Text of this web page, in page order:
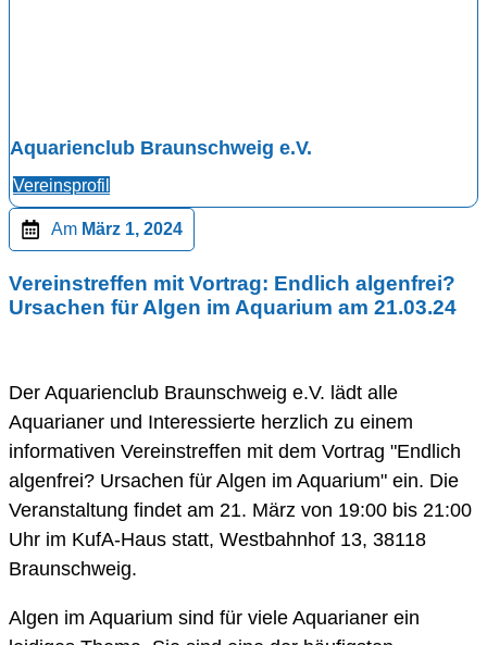
Aquarienclub Braunschweig e.V.
Vereinsprofil
Am März 1, 2024
Vereinstreffen mit Vortrag: Endlich algenfrei?
Ursachen für Algen im Aquarium am 21.03.24
Der Aquarienclub Braunschweig e.V. lädt alle
Aquarianer und Interessierte herzlich zu einem
informativen Vereinstreffen mit dem Vortrag "Endlich
algenfrei? Ursachen für Algen im Aquarium" ein. Die
Veranstaltung findet am 21. März von 19:00 bis 21:00
Uhr im KufA-Haus statt, Westbahnhof 13, 38118
Braunschweig.
Algen im Aquarium sind für viele Aquarianer ein